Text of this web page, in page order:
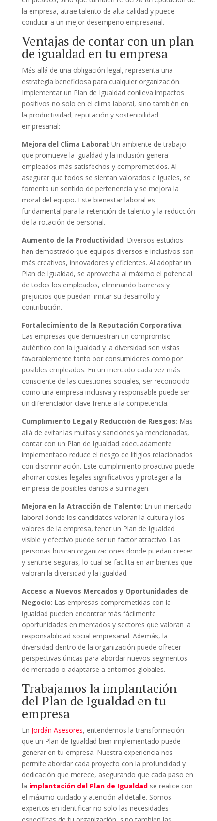
la empresa, atrae talento de alta calidad y puede
conducir a un mejor desempeño empresarial.
Ventajas de contar con un plan
de igualdad en tu empresa
Más allá de una obligación legal, representa una
estrategia beneficiosa para cualquier organización.
Implementar un Plan de Igualdad conlleva impactos
positivos no solo en el clima laboral, sino también en
la productividad, reputación y sostenibilidad
empresarial:
Mejora del Clima Laboral: Un ambiente de trabajo
que promueve la igualdad y la inclusión genera
empleados más satisfechos y comprometidos. Al
asegurar que todos se sientan valorados e iguales, se
fomenta un sentido de pertenencia y se mejora la
moral del equipo. Este bienestar laboral es
fundamental para la retención de talento y la reducción
de la rotación de personal.
Aumento de la Productividad: Diversos estudios
han demostrado que equipos diversos e inclusivos son
más creativos, innovadores y eficientes. Al adoptar un
Plan de Igualdad, se aprovecha al máximo el potencial
de todos los empleados, eliminando barreras y
prejuicios que puedan limitar su desarrollo y
contribución.
Fortalecimiento de la Reputación Corporativa:
Las empresas que demuestran un compromiso
auténtico con la igualdad y la diversidad son vistas
favorablemente tanto por consumidores como por
posibles empleados. En un mercado cada vez más
consciente de las cuestiones sociales, ser reconocido
como una empresa inclusiva y responsable puede ser
un diferenciador clave frente a la competencia.
Cumplimiento Legal y Reducción de Riesgos: Más
allá de evitar las multas y sanciones ya mencionadas,
contar con un Plan de Igualdad adecuadamente
implementado reduce el riesgo de litigios relacionados
con discriminación. Este cumplimiento proactivo puede
ahorrar costes legales significativos y proteger a la
empresa de posibles daños a su imagen.
Mejora en la Atracción de Talento: En un mercado
laboral donde los candidatos valoran la cultura y los
valores de la empresa, tener un Plan de Igualdad
visible y efectivo puede ser un factor atractivo. Las
personas buscan organizaciones donde puedan crecer
y sentirse seguras, lo cual se facilita en ambientes que
valoran la diversidad y la igualdad.
Acceso a Nuevos Mercados y Oportunidades de
Negocio: Las empresas comprometidas con la
igualdad pueden encontrar más fácilmente
oportunidades en mercados y sectores que valoran la
responsabilidad social empresarial. Además, la
diversidad dentro de la organización puede ofrecer
perspectivas únicas para abordar nuevos segmentos
de mercado o adaptarse a entornos globales.
Trabajamos la implantación
del Plan de Igualdad en tu
empresa
En Jordán Asesores, entendemos la transformación
que un Plan de Igualdad bien implementado puede
generar en tu empresa. Nuestra experiencia nos
permite abordar cada proyecto con la profundidad y
dedicación que merece, asegurando que cada paso en
la implantación del Plan de Igualdadse realice con
el máximo cuidado y atención al detalle. Somos
expertos en identificar no solo las necesidades